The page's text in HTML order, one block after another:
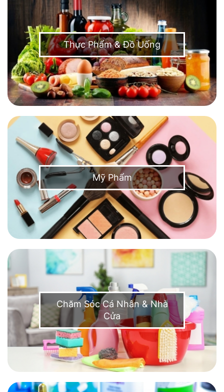
Thực Phẩm & Đồ Uống
Mỹ Phẩm
Chăm Sóc Cá Nhân & Nhà
Cửa